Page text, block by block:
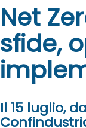
Net
sfide,
Il 15 luglio,